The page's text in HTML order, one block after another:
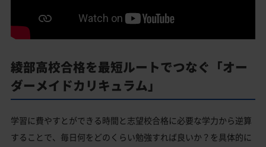
綾部高校合格を最短ルートでつなぐ「オー
ダーメイドカリキュラム」
学習に費やすとができる時間と志望校合格に必要な学力から逆算
することで、毎日何をどのくらい勉強すれば良いか？を具体的に